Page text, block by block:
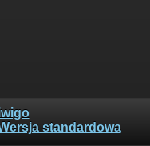
standardowa